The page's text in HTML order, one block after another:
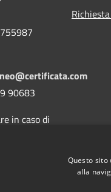
90683
in caso di
Questo
alla